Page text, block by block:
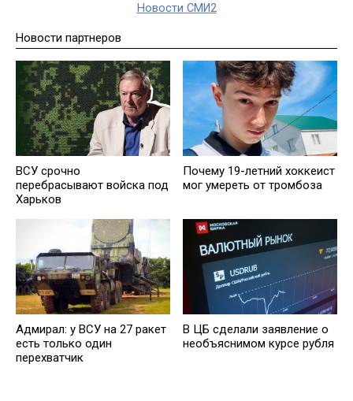
Новости СМИ2
Новости партнеров
ВСУ срочно
перебрасывают войска под
Харьков
Почему 19-летний хоккеист
мог умереть от тромбоза
Адмирал: у ВСУ на 27 ракет
есть только один
перехватчик
В ЦБ сделали заявление о
необъяснимом курсе рубля